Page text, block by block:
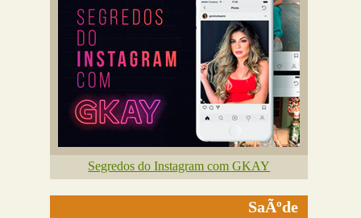
Segredos do Instagram com GKAY
SaÃºde